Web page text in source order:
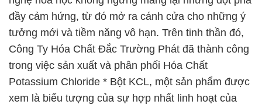
đầy cảm hứng, từ đó mở ra cánh cửa cho những ý
tưởng mới và tiềm năng vô hạn. Trên tinh thần đó,
Công Ty Hóa Chất Đắc Trường Phát đã thành công
trong việc sản xuất và phân phối Hóa Chất
Potassium Chloride * Bột KCL, một sản phẩm được
xem là biểu tượng của sự hợp nhất linh hoạt của